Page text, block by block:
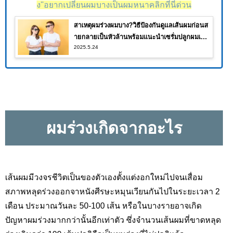
ง"อยากเปลี่ยนผมบางเป็นผมหนาคลิกที่นี่ด่วน
สาเหตุผมร่วงผมบาง?วิธีป้องกันดูแลเส้นผมก่อนส
ายกลายเป็นหัวล้านพร้อมแนะนำเซรั่มปลูกผมเห็น
ผลจนคุณต้องอึ้ง!!
2025.5.24
ผมร่วงเกิดจากอะไร
เส้นผมมีวงจรชีวิตเป็นของตัวเองตั้งแต่งอกใหม่ไปจนเสื่อม
สภาพหลุดร่วงออกจาหนังศีรษะหมุนเวียนกันไปในระยะเวลา 2
เดือน ประมาณวันละ 50-100 เส้น หรือในบางรายอาจเกิด
ปัญหาผมร่วงมากกว่านั้นอีกเท่าตัว ซึ่งจำนวนเส้นผมที่ขาดหลุด